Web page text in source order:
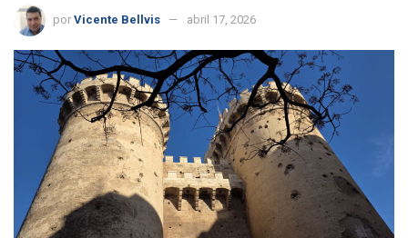
por Vicente Bellvis abril 17, 2026